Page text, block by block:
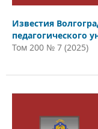
Известия
педагогического
Том 200 № 7 (2025)